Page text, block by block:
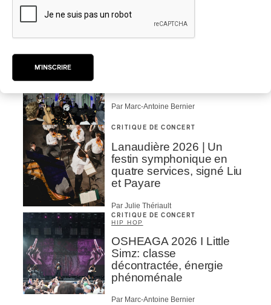
technicolore
Par Marc-Antoine Bernier
Par Marc-Antoine Bernier
CRITIQUE DE CONCERT
Lanaudière 2026 | Un
festin symphonique en
quatre services, signé Liu
et Payare
Par Julie Thériault
CRITIQUE DE CONCERT
HIP HOP
OSHEAGA 2026 I Little
Simz: classe
décontractée, énergie
phénoménale
Par Marc-Antoine Bernier
M'INSCRIRE